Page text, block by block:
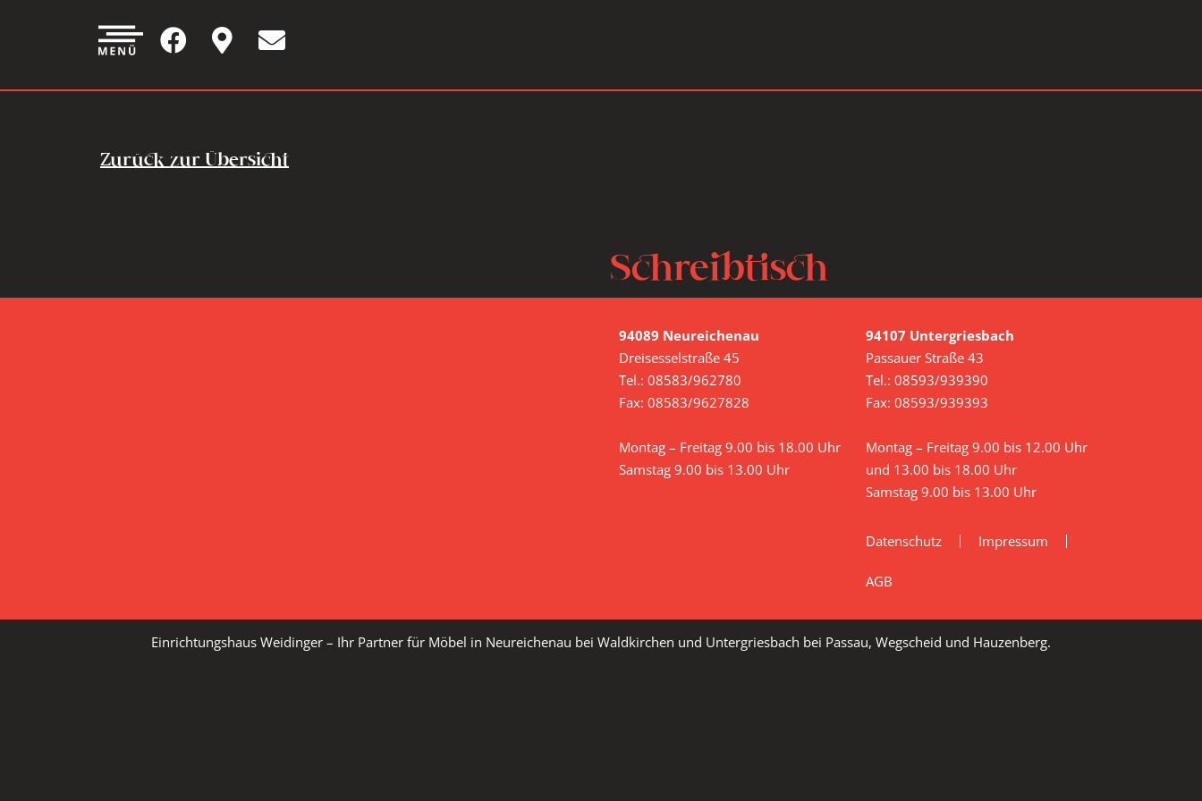
Zurück zur Übersicht
Schreibtisch
Abholpreis 136 €
Modell: CL 110
Ausführung: Nachbildung
Selbstabholung, Verpackung und Transport durch den Käufer
94089 Neureichenau
Dreisesselstraße 45
Tel.: 08583/962780
Fax: 08583/9627828
Montag – Freitag 9.00 bis 18.00 Uhr
Samstag 9.00 bis 13.00 Uhr
94107 Untergriesbach
Passauer Straße 43
Tel.: 08593/939390
Fax: 08593/939393
Montag – Freitag 9.00 bis 12.00 Uhr
und 13.00 bis 18.00 Uhr
Samstag 9.00 bis 13.00 Uhr
Datenschutz Impressum
AGB
Einrichtungshaus Weidinger – Ihr Partner für Möbel in Neureichenau bei Waldkirchen und Untergriesbach bei Passau, Wegscheid und Hauzenberg.